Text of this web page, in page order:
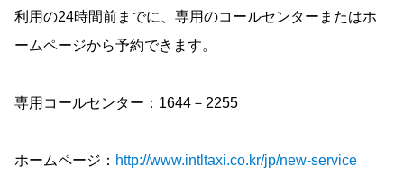
利用の24時間前までに、専用のコールセンターまたはホ
ームページから予約できます。
専用コールセンター：1644－2255
ホームページ： http://www.intltaxi.co.kr/jp/new-service